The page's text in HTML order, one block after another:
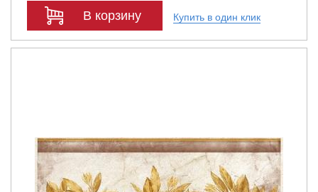
В корзину Купить в один клик